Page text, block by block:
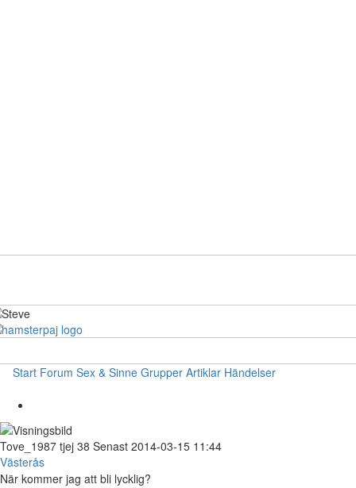
Start Forum Sex & Sinne Grupper Artiklar Händelser
Tove_1987 tjej 38 Senast 2014-03-15 11:44
Västerås
När kommer jag att bli lycklig?